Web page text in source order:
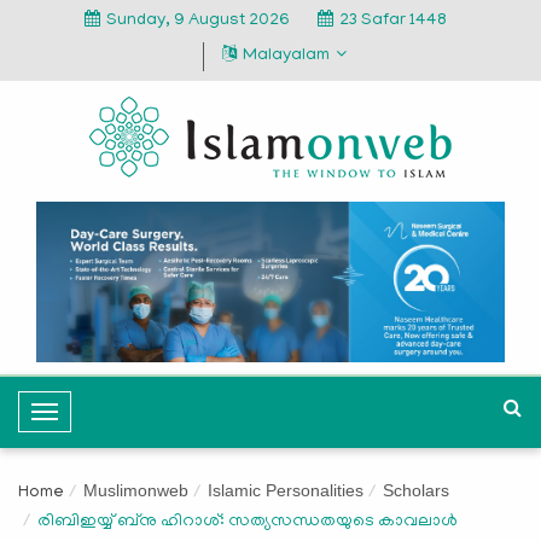
Sunday, 9 August 2026
23 Safar 1448
Malayalam
T
o
g
l
Home Muslimonweb Islamic Personalities Scholars
രിബിഇയ്യ് ബ്നു ഹിറാശ്: സത്യസന്ധതയുടെ കാവലാൾ